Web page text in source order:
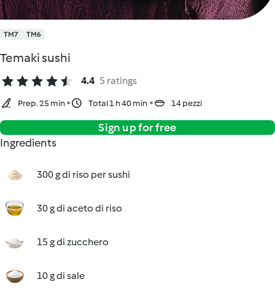
TM7 TM6
Temaki sushi
4.4 5 ratings
Prep. 25 min Total 1 h 40 min 14 pezzi
Sign up for free
Ingredients
300 g di riso per sushi
30 g di aceto di riso
15 g di zucchero
10 g di sale